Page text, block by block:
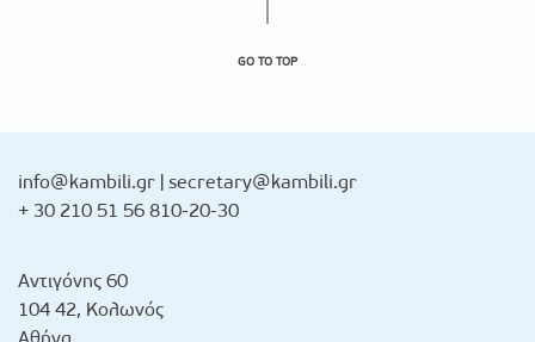
GO TO TOP
info@kambili.gr secretary@kambili.gr
+ 30 210 51 56 810-20-30
Αντιγόνης 60
104 42, Κολωνός